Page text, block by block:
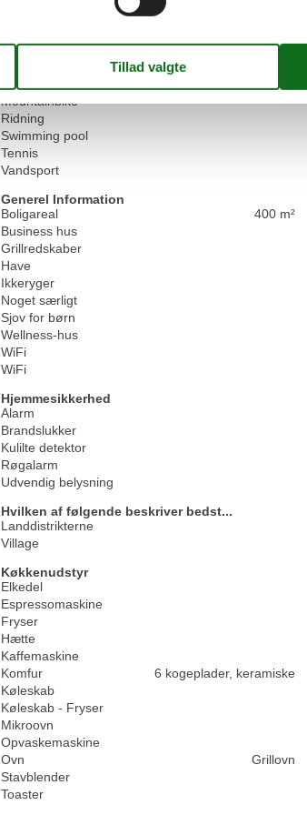
Faciliteter
Cykling
Gåture
Mountainbike
Ridning
Swimming pool
Tennis
Vandsport
Generel Information
Boligareal
400 m²
Business hus
Grillredskaber
Have
Ikkeryger
Noget særligt
Sjov for børn
Wellness-hus
WiFi
WiFi
Hjemmesikkerhed
Alarm
Brandslukker
Kulilte detektor
Røgalarm
Udvendig belysning
Hvilken af følgende beskriver bedst...
Landdistrikterne
Village
Køkkenudstyr
Elkedel
Espressomaskine
Fryser
Hætte
Kaffemaskine
Komfur
6 kogeplader, keramiske
Køleskab
Køleskab - Fryser
Mikroovn
Opvaskemaskine
Ovn
Grillovn
Stavblender
Toaster